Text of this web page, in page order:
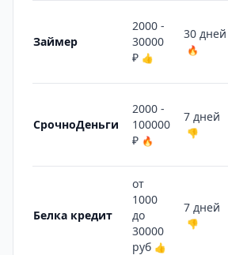
Займер
2000 -
30000
₽ 👍
30 дней
🔥
СрочноДеньги
2000 -
100000
₽ 🔥
7 дней
👎
Белка кредит
от
1000
до
30000
руб 👍
7 дней
👎